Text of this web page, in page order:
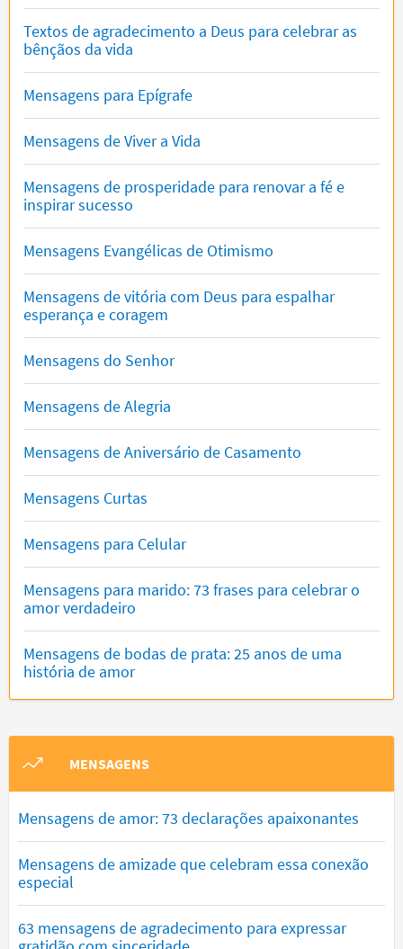
Textos de agradecimento a Deus para celebrar as
bênçãos da vida
Mensagens para Epígrafe
Mensagens de Viver a Vida
Mensagens de prosperidade para renovar a fé e
inspirar sucesso
Mensagens Evangélicas de Otimismo
Mensagens de vitória com Deus para espalhar
esperança e coragem
Mensagens do Senhor
Mensagens de Alegria
Mensagens de Aniversário de Casamento
Mensagens Curtas
Mensagens para Celular
Mensagens para marido: 73 frases para celebrar o
amor verdadeiro
Mensagens de bodas de prata: 25 anos de uma
história de amor
MENSAGENS
Mensagens de amor: 73 declarações apaixonantes
Mensagens de amizade que celebram essa conexão
especial
63 mensagens de agradecimento para expressar